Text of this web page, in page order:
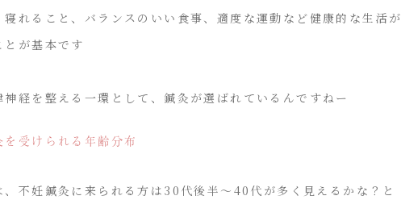
寝れること、バランスのいい食事、適度な運動など健康的な生活が
とが基本です
神経を整える一環として、鍼灸が選ばれているんですねー
を受けられる年齢分布
、不妊鍼灸に来られる方は30代後半〜40代が多く見えるかな？と